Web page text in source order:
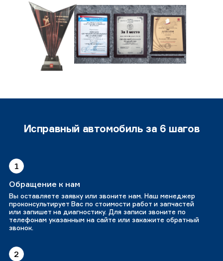
Исправный автомобиль за 6 шагов
1
Обращение к нам
Вы оставляете заявку или звоните нам. Наш менеджер
проконсультирует Вас по стоимости работ и запчастей
или запишет на диагностику. Для записи звоните по
телефонам указанным на сайте или закажите обратный
звонок.
2